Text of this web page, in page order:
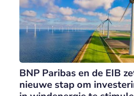
BNP Paribas en de EIB
nieuwe stap om